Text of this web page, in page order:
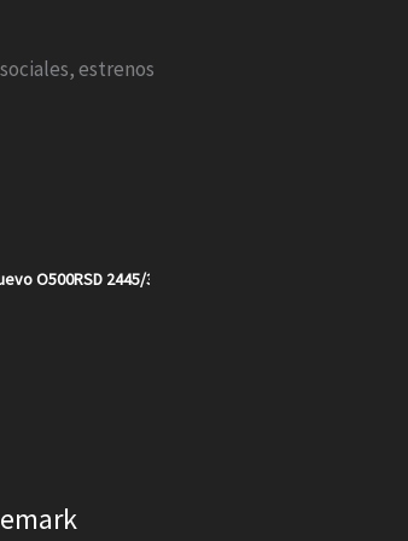
estrenos
O500RSD 2445/30 en un año récord para la marca